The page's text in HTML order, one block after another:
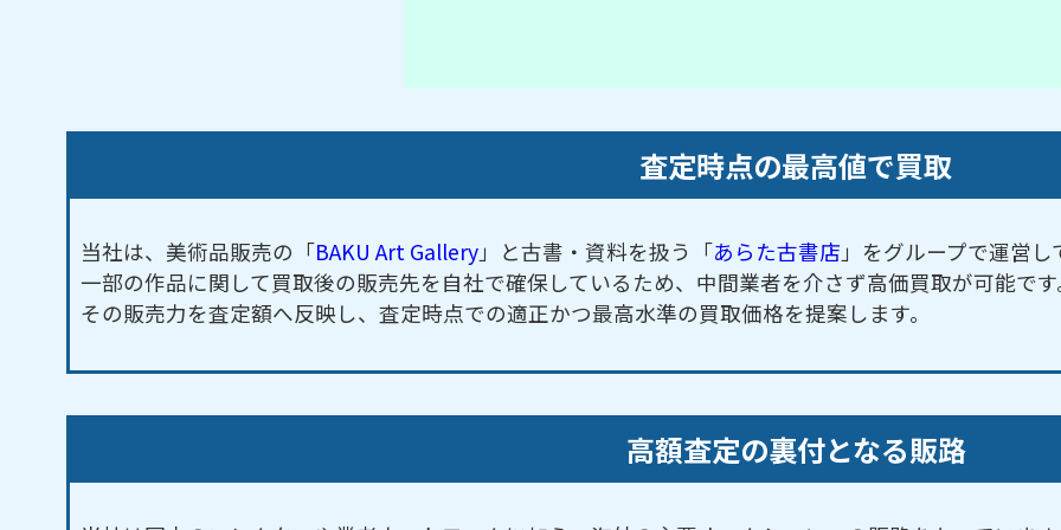
査定時点の最高値で買取
当社は、美術品販売の「BAKU Art Gallery」と古書・資料を扱う「あらた古書店 」をグループで運営し
一部の作品に関して買取後の販売先を自社で確保しているため、中間業者を介さず高価買取が可能で
その販売力を査定額へ反映し、査定時点での適正かつ最高水準の買取価格を提案します。
高額査定の裏付となる販路